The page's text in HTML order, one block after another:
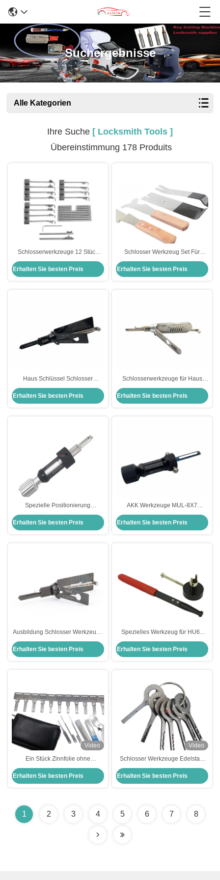
Suchergebnisse
Alle Kategorien
Ihre Suche [ Locksmith Tools ]
Übereinstimmung 178 Produits
Schlosserwerkzeuge 12 Stück
Schlosserwerkzeuge für Tresore
Schlosspiker Set
Erhalten Sie besten Preis
Schlosser Werkzeug Set Für
Schlosser Praxis andere
Handwerkzeug Tür Schlitz Schnell
öffnen 4 Stück Set Of Insert Tool
Erhalten Sie besten Preis
Haus Schlüssel Schlosser
Werkzeuge Yale-5-B 6-Pin 2-IN-1
Pick für Yale Türschlösser AKK
Tools
Erhalten Sie besten Preis
Schlosserwerkzeuge für Haus
zum Verkauf AKK Tool KW5 6-Pin
2-in-1 Pick für Kwikset
Türschlösser
Erhalten Sie besten Preis
Spezielle Positionierung
Öffnungswerkzeug Schlosser
Werkzeuge Klinge Schloss wählt
Werkzeuge für ABUS CISA
Erhalten Sie besten Preis
AKK Werkzeuge MUL-8X7
Flachschlüsselwerkzeug
Schlosserwerkzeuge Schloss
wählt Werkzeuge
Erhalten Sie besten Preis
Ausbildung Schlosser Werkzeuge
Kit Lishi Werkzeuge Yale-5 Yale-6
Cisa-5 Schloss Picking 2-IN-1
Pick
Erhalten Sie besten Preis
Spezielles Werkzeug für HU66
Inner Groove Lock Pick
Schlosserwerkzeug
Schlosseröffner Schlosser Pick
Erhalten Sie besten Preis
Video
Ein Stück Zinnfolie ohne
Nadelsperre
Schnellöffnungswerkzeug (11
Stück) Schlosserwerkzeug-Set
Erhalten Sie besten Preis
Video
Schlosser Werkzeuge Edelstahl
HU66 Laser Track VAG Jiggler
Schnellöffnen VAG Autotür
Schloss Reparatur
Erhalten Sie besten Preis
1 2 3 4 5 6 7 8